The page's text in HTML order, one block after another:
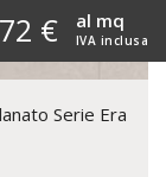
€ IVA inclusa
al mq
Serie Era